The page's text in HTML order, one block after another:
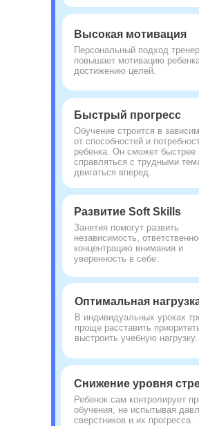
В индивидуальных уроках
проще расставить
выстроить учебную нагрузку.
Оптимальная
Занятия помогут развить
независимость,
концентрацию внимания и
уверенность в себе.
Развитие Soft Skills
Обучение строится в
от способностей и
ребенка. Он сможет быстрее
справляться с трудными
двигаться вперед.
Быстрый прогресс
Персональный подход
повышает мотивацию
достижению целей.
Высокая мотивация
Ребенок сам контролирует
обучения, не испытывая
сверстников и их прогресса.
Снижение уровня